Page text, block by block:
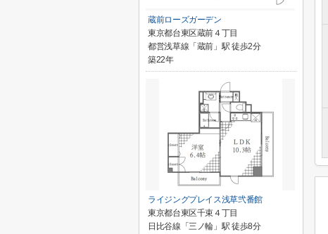
蔵前ローズガーデン
東京都台東区蔵前４丁目
都営浅草線「蔵前」駅 徒歩2分
築22年
ライジングプレイス浅草弐番館
東京都台東区千束４丁目
日比谷線「三ノ輪」駅 徒歩8分